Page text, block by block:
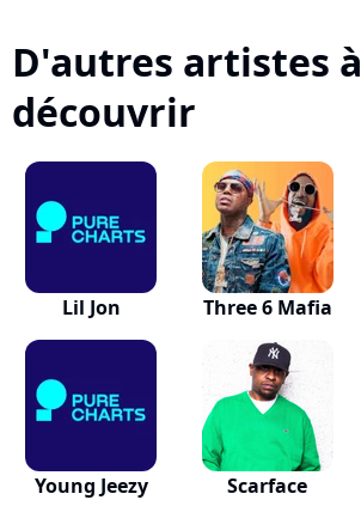
D'autres artistes à
découvrir
Lil Jon Three 6 Mafia
Young Jeezy Scarface